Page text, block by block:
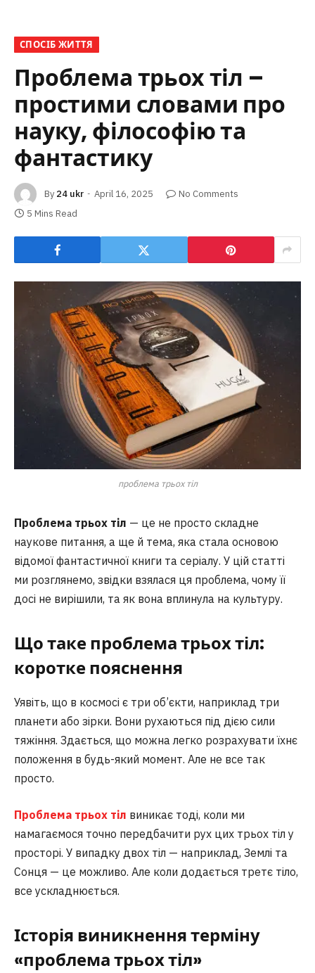
СПОСІБ ЖИТТЯ
Проблема трьох тіл –
простими словами про
науку, філософію та
фантастику
By 24 ukr April 16, 2025
No Comments
5 Mins Read
проблема трьох тіл
Проблема трьох тіл — це не просто складне
наукове питання, а ще й тема, яка стала основою
відомої фантастичної книги та серіалу. У цій статті
ми розглянемо, звідки взялася ця проблема, чому її
досі не вирішили, та як вона вплинула на культуру.
Що таке проблема трьох тіл:
коротке пояснення
Уявіть, що в космосі є три об’єкти, наприклад три
планети або зірки. Вони рухаються під дією сили
тяжіння. Здається, що можна легко розрахувати їхнє
положення в будь-який момент. Але не все так
просто.
Проблема трьох тіл виникає тоді, коли ми
намагаємося точно передбачити рух цих трьох тіл у
просторі. У випадку двох тіл — наприклад, Землі та
Сонця — це можливо. Але коли додається третє тіло,
все ускладнюється.
Історія виникнення терміну
«проблема трьох тіл»